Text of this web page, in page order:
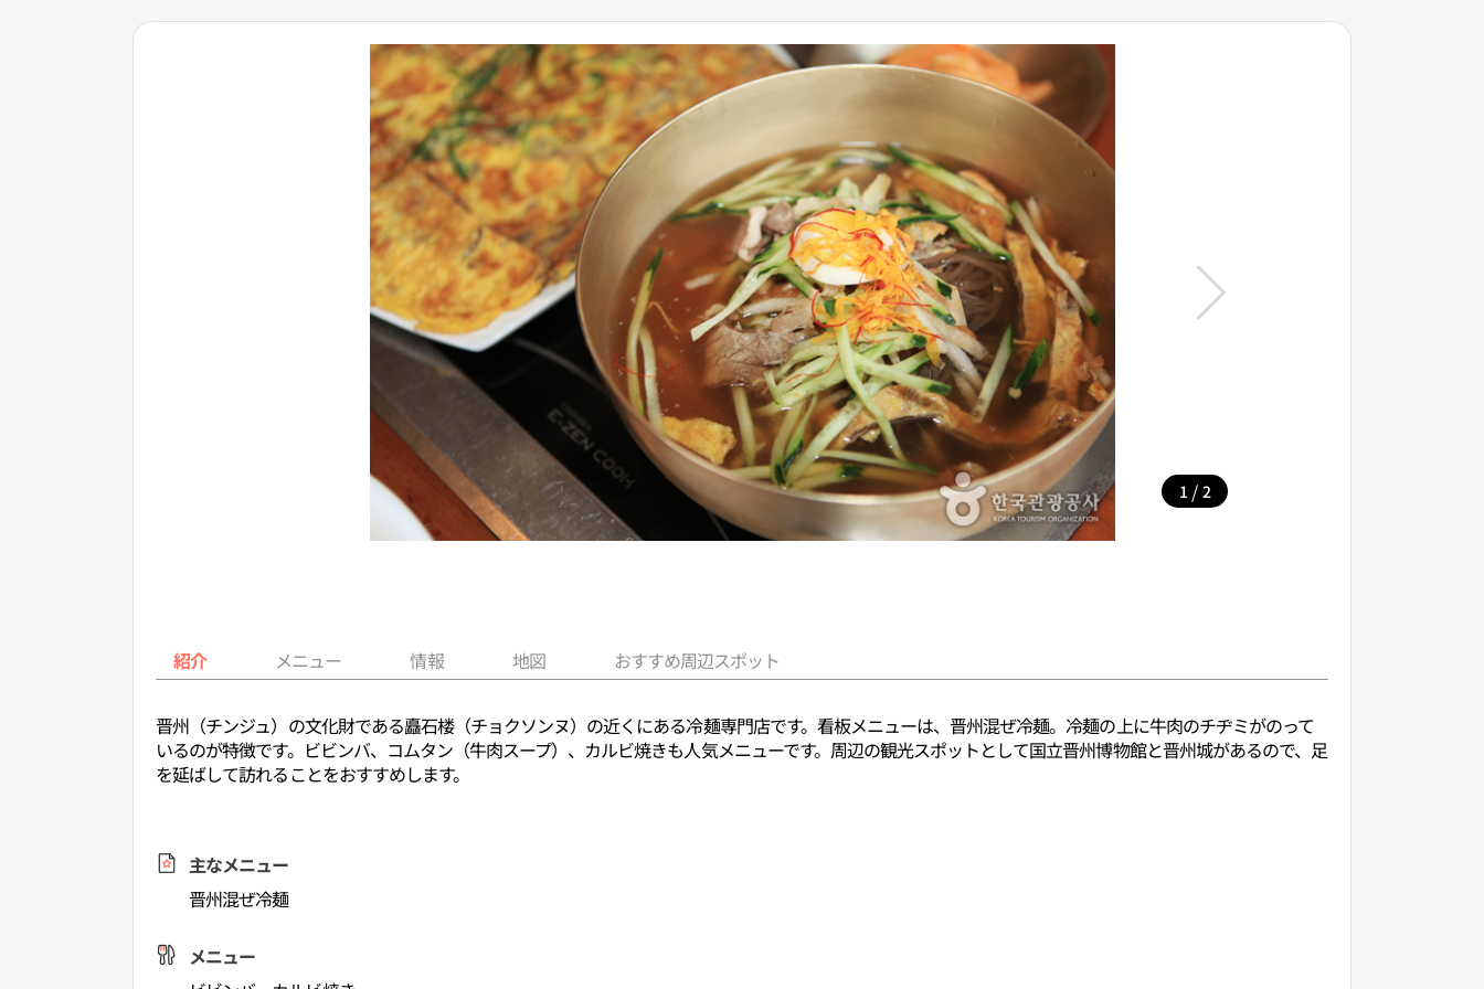
1 / 2
紹介 メニュー 情報 地図 おすすめ周辺スポット
晋州（チンジュ）の文化財である矗石楼（チョクソンヌ）の近くにある冷麺専門店です。看板メニューは、晋州混ぜ冷麺。冷麺の上に牛肉のチヂミがのって
いるのが特徴です。ビビンバ、コムタン（牛肉スープ）、カルビ焼きも人気メニューです。周辺の観光スポットとして国立晋州博物館と晋州城があるので、足
を延ばして訪れることをおすすめします。
主なメニュー
晋州混ぜ冷麺
メニュー